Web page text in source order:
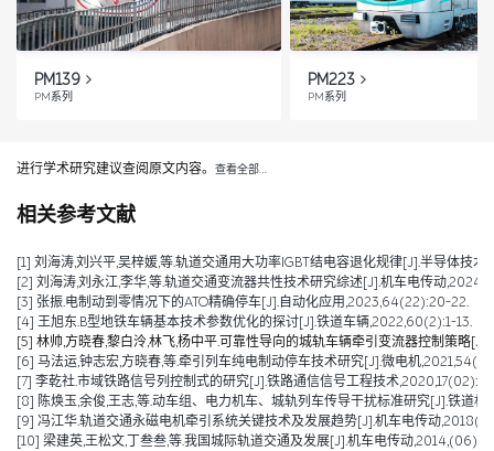
PM139
PM系列
PM223
PM系列
进行学术研究建议查阅原文内容。 查看全部…
相关参考文献
[1] 刘海涛,刘兴平,吴梓媛,等.轨道交通用大功率IGBT结电容退化规律[J].半导体技
[2] 刘海涛,刘永江,李华,等.轨道交通变流器共性技术研究综述[J].机车电传动
[3] 张振.电制动到零情况下的ATO精确停车[J].自动化应用,2023,64(22):20-22.
[4] 王旭东.B型地铁车辆基本技术参数优化的探讨[J].铁道车辆,2022,60(2):1-13.
[5] 林帅,方晓春,黎白泠,林飞,杨中平.可靠性导向的城轨车辆牵引变流器控制策略
[6] 马法运,钟志宏,方晓春,等.牵引列车纯电制动停车技术研究[J].微电机
[7] 李乾社.市域铁路信号列控制式的研究[J].铁路通信信号工程技术
[8] 陈焕玉,余俊,王志,等.动车组、电力机车、城轨列车传导干扰标准研究[J].铁道
[9] 冯江华.轨道交通永磁电机牵引系统关键技术及发展趋势[J].机车电传动
[10] 梁建英,王松文,丁叁叁,等.我国城际轨道交通及发展[J].机车电传动